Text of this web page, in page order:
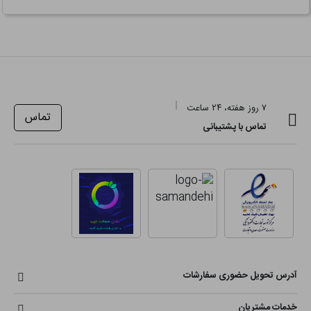
۷ روز هفته، ۲۴ ساعت
تماس با پشتیبانی
تماس
آدرس تحویل حضوری سفارشات
خدمات مشتریان